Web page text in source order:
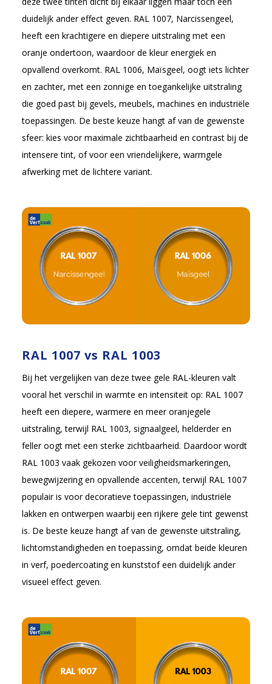
duidelijk ander effect geven. RAL 1007, Narcissengeel,
heeft een krachtigere en diepere uitstraling met een
oranje ondertoon, waardoor de kleur energiek en
opvallend overkomt. RAL 1006, Maïsgeel, oogt iets lichter
en zachter, met een zonnige en toegankelijke uitstraling
die goed past bij gevels, meubels, machines en industriële
toepassingen. De beste keuze hangt af van de gewenste
sfeer: kies voor maximale zichtbaarheid en contrast bij de
intensere tint, of voor een vriendelijkere, warmgele
afwerking met de lichtere variant.
RAL 1007 vs RAL 1003
Bij het vergelijken van deze twee gele RAL-kleuren valt
vooral het verschil in warmte en intensiteit op: RAL 1007
heeft een diepere, warmere en meer oranjegele
uitstraling, terwijl RAL 1003, signaalgeel, helderder en
feller oogt met een sterke zichtbaarheid. Daardoor wordt
RAL 1003 vaak gekozen voor veiligheidsmarkeringen,
bewegwijzering en opvallende accenten, terwijl RAL 1007
populair is voor decoratieve toepassingen, industriële
lakken en ontwerpen waarbij een rijkere gele tint gewenst
is. De beste keuze hangt af van de gewenste uitstraling,
lichtomstandigheden en toepassing, omdat beide kleuren
in verf, poedercoating en kunststof een duidelijk ander
visueel effect geven.